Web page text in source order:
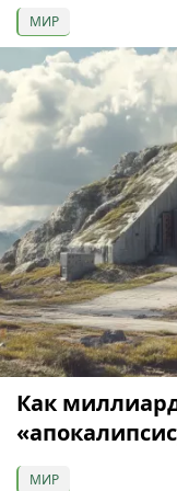
МИР
Как
МИР